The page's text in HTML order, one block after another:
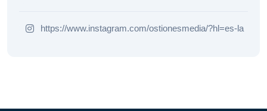
https://www.instagram.com/ostionesmedia/?hl=es-la